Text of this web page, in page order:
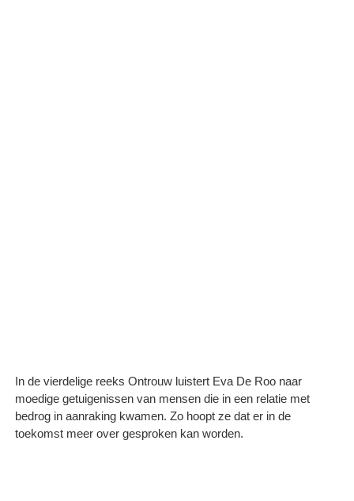
In de vierdelige reeks Ontrouw luistert Eva De Roo naar
moedige getuigenissen van mensen die in een relatie met
bedrog in aanraking kwamen. Zo hoopt ze dat er in de
toekomst meer over gesproken kan worden.